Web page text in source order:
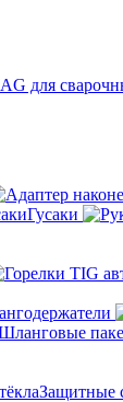
для
Гусаки
Защитные